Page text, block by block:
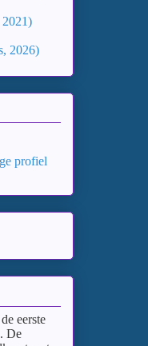
2021)
2026)
profiel
eerste
. De